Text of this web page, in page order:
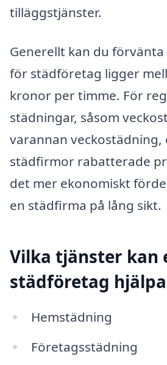
tilläggstjänster.
Generellt kan du
för städföretag ligger
kronor per timme. För
städningar, såsom
varannan
städfirmor rabatterade
det mer ekonomiskt
en städfirma på lång sikt.
Vilka tjänster kan
städföretag
Hemstädning
Företagsstädning